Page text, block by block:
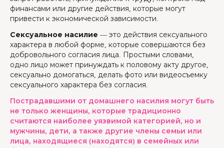
финансами или другие действия, которые могут
привести к экономической зависимости.
Сексуальное насилие — это действия сексуального
характера в любой форме, которые совершаются без
добровольного согласия лица. Простыми словами,
одно лицо может принуждать к половому акту другое,
сексуально домогаться, делать фото или видеосъемку
сексуального характера без согласия.
Пострадавшими от домашнего насилия могут быть
не только женщины, которые традиционно
считаются наиболее уязвимой категорией, но и
мужчины, дети, а также другие члены семьи или
лица, находящиеся (находятся) в семейных или